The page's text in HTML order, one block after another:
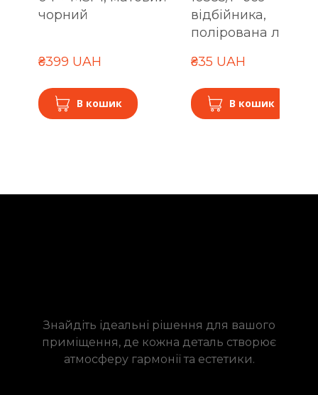
чорний
₴399 UAH
В кошик
відбійника,
полірована латунь
₴35 UAH
В кошик
Знайдіть ідеальні рішення для вашого
приміщення, де кожна деталь створює
атмосферу гармонії та естетики.